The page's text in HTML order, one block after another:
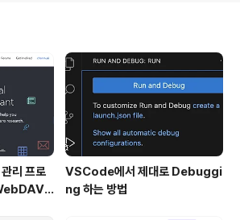
새로운 기법을 적용. 기존
단점을 개선한 새로운 archit
. 배경 당시(2020년도)에는 s
여러 모델들이 쏟아..
리 프로
VSCode에서 제대로 Debuggi
ng 하는 방법